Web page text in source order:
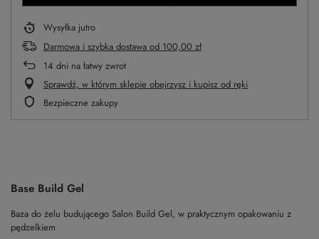
Wysyłka jutro
Darmowa i szybka dostawa od 100,00 zł
14 dni na łatwy zwrot
Sprawdź, w którym sklepie obejrzysz i kupisz od ręki
Bezpieczne zakupy
Base Build Gel
Baza do żelu budującego Salon Build Gel, w praktycznym opakowaniu z
pędzelkiem